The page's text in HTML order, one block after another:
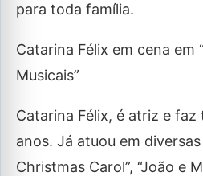
para toda família.
Catarina Félix em cena em
Musicais”
Catarina Félix, é atriz e
anos. Já atuou em
Christmas Carol”, “João e